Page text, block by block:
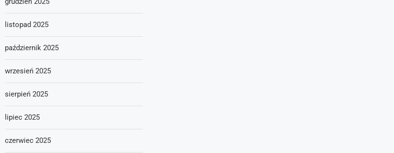
listopad 2025
październik 2025
wrzesień 2025
sierpień 2025
lipiec 2025
czerwiec 2025